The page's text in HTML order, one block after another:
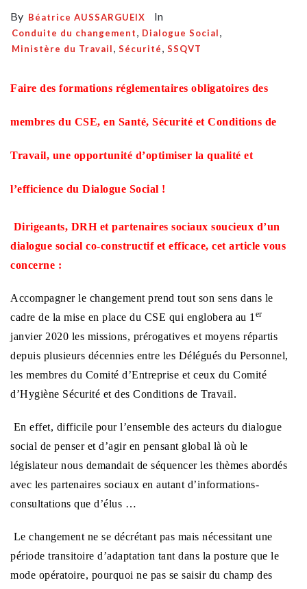
By Béatrice AUSSARGUEIX In
Conduite du changement, Dialogue Social,
Ministère du Travail, Sécurité, SSQVT
Faire des formations réglementaires obligatoires des
membres du CSE, en Santé, Sécurité et Conditions de
Travail, une opportunité d’optimiser la qualité et
l’efficience du Dialogue Social !
Dirigeants, DRH et partenaires sociaux soucieux d’un
dialogue social co-constructif et efficace, cet article vous
concerne :
Accompagner le changement prend tout son sens dans le
cadre de la mise en place du CSE qui englobera au 1 er
janvier 2020 les missions, prérogatives et moyens répartis
depuis plusieurs décennies entre les Délégués du Personnel,
les membres du Comité d’Entreprise et ceux du Comité
d’Hygiène Sécurité et des Conditions de Travail.
En effet, difficile pour l’ensemble des acteurs du dialogue
social de penser et d’agir en pensant global là où le
législateur nous demandait de séquencer les thèmes abordés
avec les partenaires sociaux en autant d’informations-
consultations que d’élus …
Le changement ne se décrétant pas mais nécessitant une
période transitoire d’adaptation tant dans la posture que le
mode opératoire, pourquoi ne pas se saisir du champ des